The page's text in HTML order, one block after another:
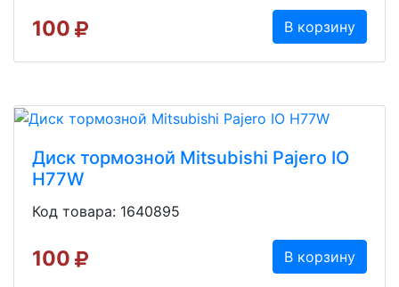
100 В корзину
Диск тормозной Mitsubishi Pajero IO
H77W
Код товара: 1640895
100 В корзину